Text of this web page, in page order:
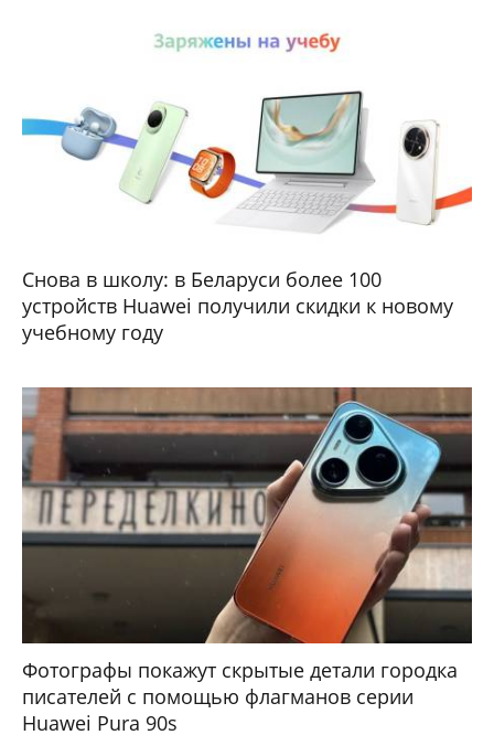
Снова в школу: в Беларуси более 100
устройств Huawei получили скидки к новому
учебному году
Фотографы покажут скрытые детали городка
писателей с помощью флагманов серии
Huawei Pura 90s